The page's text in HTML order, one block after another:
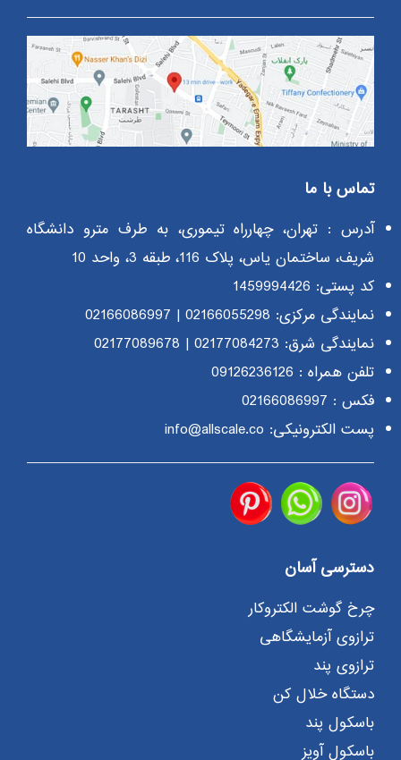
تماس با ما
آدرس : تهران، چهارراه تیموری، به طرف مترو دانشگاه
شریف، ساختمان یاس، پلاک 116، طبقه 3، واحد 10
کد پستی: 1459994426
نمایندگی مرکزی: 02166055298
|
02166086997
نمایندگی شرق: 02177084273
|
02177089678
تلفن همراه : 09126236126
فکس : 02166086997
پست الکترونیکی: info@allscale.co
دسترسی آسان
چرخ گوشت الکتروکار
ترازوی آزمایشگاهی
ترازوی پند
دستگاه خلال کن
باسکول پند
باسکول آویز